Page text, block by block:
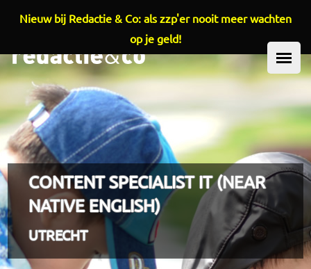
Overslaan en naar de inhoud gaan
HOOFDMENU
CONTENT SPECIALIST IT (NEAR
NATIVE ENGLISH)
UTRECHT
Nieuw bij Redactie & Co: als zzp'er nooit meer wachten
op je geld!